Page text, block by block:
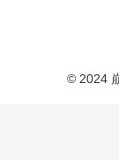
© 2024